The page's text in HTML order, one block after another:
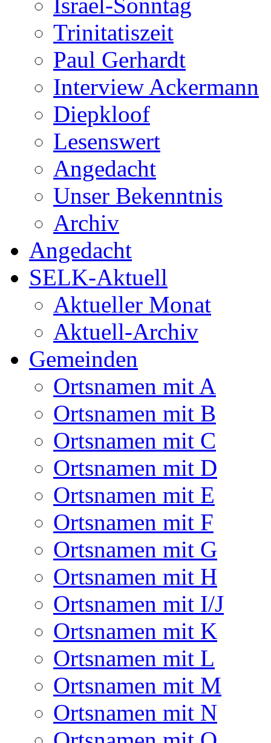
Trinitatiszeit
Paul Gerhardt
Interview Ackermann
Diepkloof
Lesenswert
Angedacht
Unser Bekenntnis
Archiv
Angedacht
SELK-Aktuell
Aktueller Monat
Aktuell-Archiv
Gemeinden
Ortsnamen mit A
Ortsnamen mit B
Ortsnamen mit C
Ortsnamen mit D
Ortsnamen mit E
Ortsnamen mit F
Ortsnamen mit G
Ortsnamen mit H
Ortsnamen mit I/J
Ortsnamen mit K
Ortsnamen mit L
Ortsnamen mit M
Ortsnamen mit N